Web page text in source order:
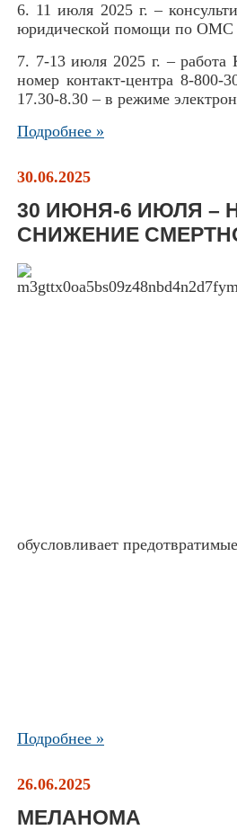
6. 11 июля 2025 г. –
юридической помощи по ОМС
7. 7-13 июля 2025 г. –
номер контакт-центра 8-800-
17.30-8.30 – в режиме
Подробнее »
30.06.2025
30 ИЮНЯ-6 ИЮЛЯ –
СНИЖЕНИЕ
обусловливает
Подробнее »
26.06.2025
МЕЛАНОМА